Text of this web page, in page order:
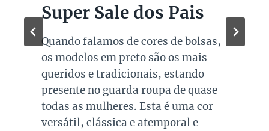
Super Sale dos Pais
Quando falamos de cores de bolsas,
os modelos em preto são os mais
queridos e tradicionais, estando
presente no guarda roupa de quase
todas as mulheres. Esta é uma cor
versátil, clássica e atemporal e